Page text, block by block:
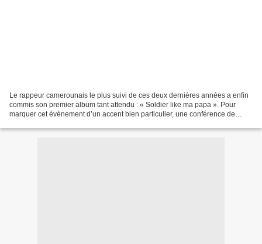
Le rappeur camerounais le plus suivi de ces deux dernières années a enfin
commis son premier album tant attendu : « Soldier like ma papa ». Pour
marquer cet évènement d’un accent bien particulier, une conférence de